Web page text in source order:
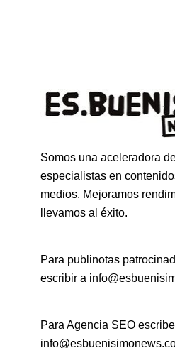
Somos una aceleradora
especialistas en
medios. Mejoramos
llevamos al éxito.
Para publinotas
escribir a
Para Agencia SEO